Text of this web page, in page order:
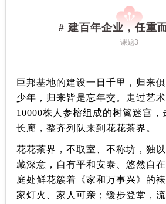
# 建百年企业，任重
课题3
巨邦基地的建设一日千里，归来
少年，归来皆是忘年交。走过艺
10000株人参榕组成的树篱迷宫，
长廊，整齐列队来到花花茶界。
花花茶界，不取室、不称坊，独以
藏深意，自有平和安泰、悠然自
庭处鲜花簇着 《家和万事兴》 的
家灯火、家人可亲；缓步登堂，